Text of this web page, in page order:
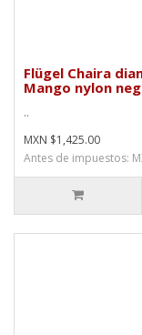
Flügel Chaira
Mango nylon
..
MXN $1,425.00
Antes de impuestos: